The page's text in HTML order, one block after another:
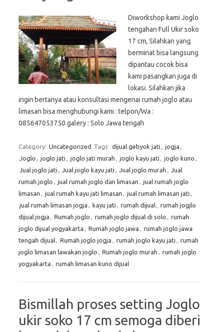
Diworkshop kami Joglo
tengahan Full Ukir soko
17 cm, Silahkan yang
berminat bisa langsung
dipantau cocok bisa
kami pasangkan juga di
lokasi. Silahkan jika
ingin bertanya atau konsultasi mengenai rumah joglo atau
limasan bisa menghubungi kami : telpon/Wa :
085647053750 galery : Solo Jawa tengah
Category: Uncategorized Tags: dijual gebyok jati , jogja ,
Joglo , joglo jati , joglo jati murah , joglo kayu jati , joglo kuno ,
Jual joglo jati , Jual joglo kayu jati , Jual joglo murah , Jual
rumah joglo , jual rumah joglo dan limasan , jual rumah joglo
limasan , jual rumah kayu jati limasan , jual rumah limasan jati ,
jual rumah limasan jogja , kayu jati , rumah dijual, rumah jogjlo
dijual jogja , Rumah joglo , rumah joglo dijual di solo , rumah
joglo dijual yogyakarta , Rumah joglo jawa , rumah joglo jawa
tengah dijual, Rumah joglo jogja , rumah joglo kayu jati , rumah
joglo limasan lawakan joglo , Rumah joglo murah , rumah joglo
yogyakarta , rumah limasan kuno dijual
Bismillah proses setting Joglo
ukir soko 17 cm semoga diberi